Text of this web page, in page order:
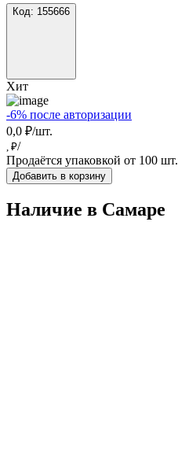
Код: 155666
Хит
-6% после авторизации
0,0 ₽/шт.
, ₽/
Продаётся упаковкой от 100 шт.
Добавить в корзину
Наличие в Самарe